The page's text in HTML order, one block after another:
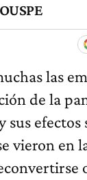
las
de la
sus
vieron en